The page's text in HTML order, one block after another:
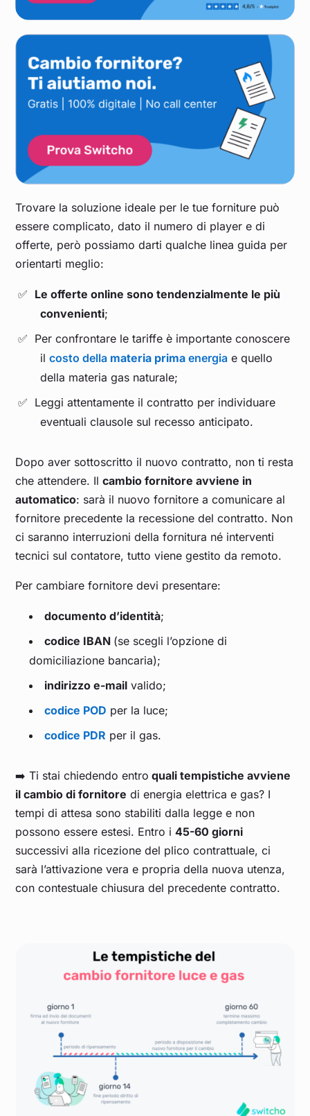
Trovare la soluzione ideale per le tue forniture può
essere complicato, dato il numero di player e di
offerte, però possiamo darti qualche linea guida per
orientarti meglio:
Le offerte online sono tendenzialmente le più
convenienti;
Per confrontare le tariffe è importante conoscere
ilcosto della materia prima energia e quello
della materia gas naturale;
Leggi attentamente il contratto per individuare
eventuali clausole sul recesso anticipato.
Dopo aver sottoscritto il nuovo contratto, non ti resta
che attendere. Ilcambio fornitore avviene in
automatico: sarà il nuovo fornitore a comunicare al
fornitore precedente la recessione del contratto. Non
ci saranno interruzioni della fornitura né interventi
tecnici sul contatore, tutto viene gestito da remoto.
Per cambiare fornitore devi presentare:
documento d’identità;
codice IBAN (se scegli l’opzione di
domiciliazione bancaria);
indirizzo e-mail valido;
codice POD per la luce;
codice PDR per il gas.
➡️ Ti stai chiedendo entro quali tempistiche avviene
il cambio di fornitore di energia elettrica e gas? I
tempi di attesa sono stabiliti dalla legge e non
possono essere estesi. Entro i45-60 giorni
successivi alla ricezione del plico contrattuale, ci
sarà l’attivazione vera e propria della nuova utenza,
con contestuale chiusura del precedente contratto.